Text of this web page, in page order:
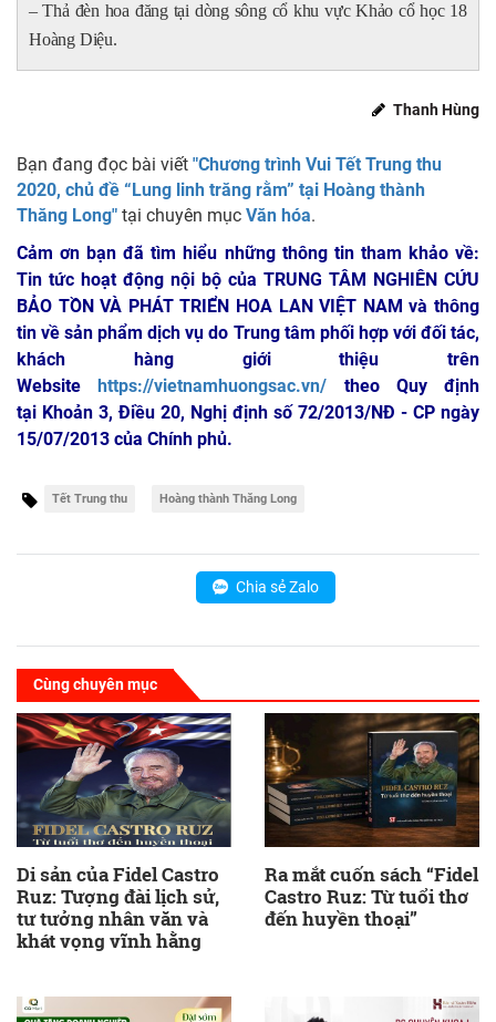
– Thả đèn hoa đăng tại dòng sông cổ khu vực Khảo cổ học 18
Hoàng Diệu.
Thanh Hùng
Bạn đang đọc bài viết "Chương trình Vui Tết Trung thu
2020, chủ đề “Lung linh trăng rằm” tại Hoàng thành
Thăng Long" tại chuyên mục Văn hóa.
Cảm ơn bạn đã tìm hiểu những thông tin tham khảo về:
Tin tức hoạt động nội bộ của TRUNG TÂM NGHIÊN CỨU
BẢO TỒN VÀ PHÁT TRIỂN HOA LAN VIỆT NAM và thông
tin về sản phẩm dịch vụ do Trung tâm phối hợp với đối tác,
khách hàng giới thiệu trên
Websitehttps://vietnamhuongsac.vn/ theo Quy định
tại Khoản 3, Điều 20, Nghị định số 72/2013/NĐ - CP ngày
15/07/2013 của Chính phủ.
Tết Trung thu Hoàng thành Thăng Long
Chia sẻ Zalo
Cùng chuyên mục
Di sản của Fidel Castro
Ruz: Tượng đài lịch sử,
tư tưởng nhân văn và
khát vọng vĩnh hằng
Ra mắt cuốn sách “Fidel
Castro Ruz: Từ tuổi thơ
đến huyền thoại”